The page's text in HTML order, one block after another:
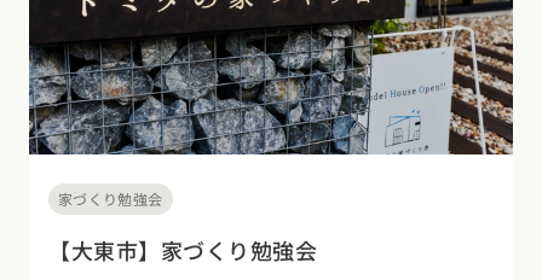
家づくり勉強会
【大東市】家づくり勉強会